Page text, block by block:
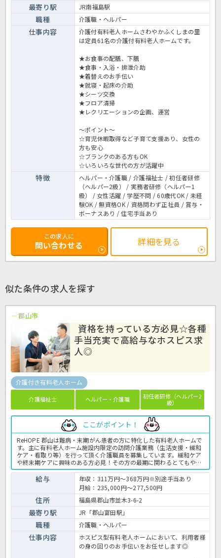
最寄り駅 JR南福島駅
職種 介護職・ヘルパー
仕事内容
介護付有料老人ホームさわやかふくしまの里
は定員61名の介護付有料老人ホームです。
★お食事の配膳、下膳
★食事・入浴・排泄介助
★着替えのお手伝い
★就寝・起床の介助
★シーツ交換
★フロア清掃
★レクリエーションの企画、運営
～ポイント～
☆育児休暇取得など子育て支援あり、女性の
方も安心
☆ブランクのある方もOK
☆いろいろな世代の方が活躍中
特徴
ヘルパー・介護職 / 介護福祉士 / 初任者研修
（ヘルパー2級） / 実務者研修（ヘルパー1
級） / 女性活躍 / 学歴不問 / 60歳代OK / 未経
験OK / 無資格OK / 資格問わず正社員 / 賞与・
ボーナスあり / 住宅手当あり
この求人に
問い合わせる 詳細を見る
似た条件の求人を探す
郡山市
資格を持っている方必見☆各種
手当充実で高給与なホスピス求
人◎
介護付き有料老人ホーム
介護福祉士 ヘルパー・介護職
初任者研修（ヘルパー2
級）
ここがポイント！
ReHOPE 郡山は難病・末期がん患者の方に特化した有料老人ホームで
す。主に有料老人ホーム施設内限定の訪問介護業務（生活支援・緩和
ケア・看取り等）を行って頂く介護職員を募集しています。緩和ケア
や終末期ケアに興味のある方必見！その方の最期に関わるとてもやり
がいのあるお仕事です。初任者研修以上の介護の実務経験がある方で
あれば応募OK◎人気の高給与求人ですので、ご興味をお持ちの方はお
早目にほっ介護までお問い合わせください☆有料老人ホームでの介護
業務全般です。 ＜介護職 正職員 有料老人ホームの求人＞
給与
年収：311万円～368万円※別途手当あり
月給：235,000円～277,500円
住所 福島県郡山市並木3-6-2
最寄り駅 JR「郡山富田駅」
職種 介護職・ヘルパー
仕事内容
ホスピス型有料老人ホームにおいて、利用者様
の身の回りのお手伝いをお任せします◎